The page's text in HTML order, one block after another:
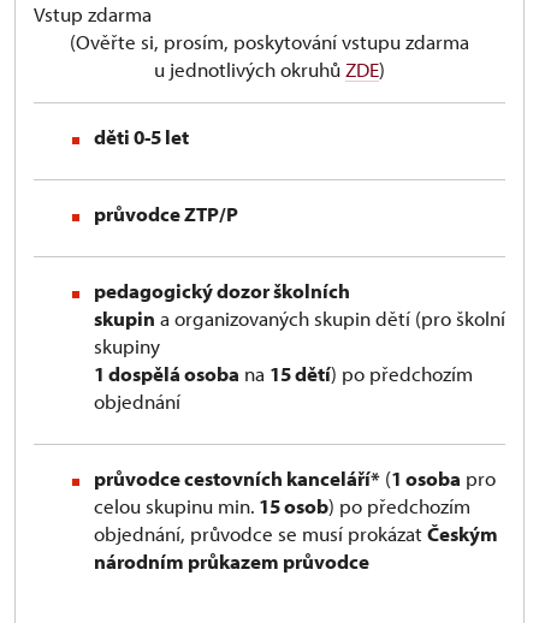
Vstup zdarma
(Ověřte si, prosím, poskytování vstupu zdarma
u jednotlivých okruhů ZDE)
děti 0-5 let
průvodce ZTP/P
pedagogický dozor školních
skupin a organizovaných skupin dětí (pro školní
skupiny
1 dospělá osoba na 15 dětí) po předchozím
objednání
průvodce cestovních kanceláří* (1 osoba pro
celou skupinu min. 15 osob) po předchozím
objednání, průvodce se musí prokázatČeským
národním průkazem průvodce